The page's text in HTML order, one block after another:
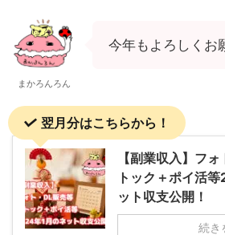
まかろんろん
今年もよろしくお
翌月分はこちらから！
【副業収入】フ
トック＋ポイ活
ット収支公開！
続き